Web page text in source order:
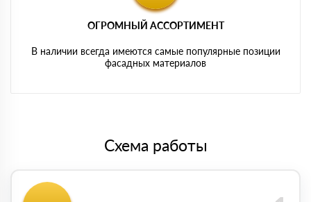
ОГРОМНЫЙ АССОРТИМЕНТ
В наличии всегда имеются самые популярные позиции
фасадных материалов
Схема работы